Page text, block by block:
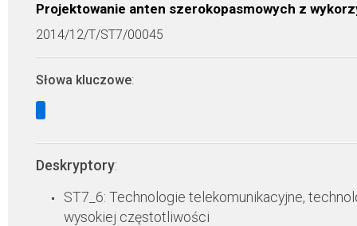
Projektowanie anten szerokopasmowych z
2014/12/T/ST7/00045
Słowa kluczowe:
Deskryptory:
ST7_6: Technologie telekomunikacyjne,
wysokiej częstotliwości